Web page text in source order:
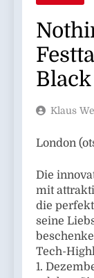
Klaus
London
Die
mit
die
seine
Tech-
1.